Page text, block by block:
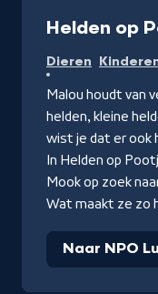
Helden op
Dieren
Malou houdt van
helden, kleine
wist je dat er ook
In Helden op
Mook op zoek
Wat maakt ze zo
Naar NPO